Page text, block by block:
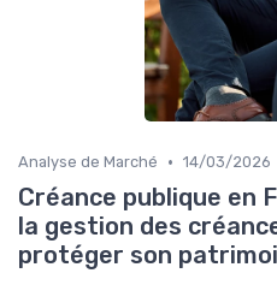
Analyse de Marché • 14/03/2026
Créance publique en
la gestion des
protéger son